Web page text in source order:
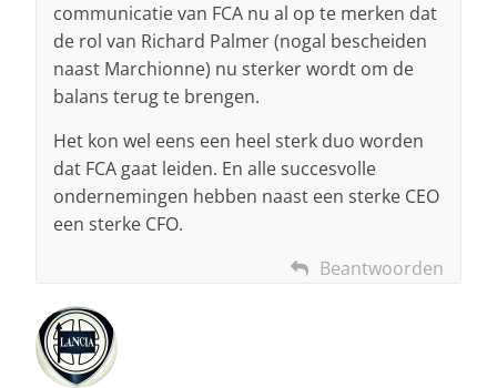
communicatie van FCA nu al op te merken dat
de rol van Richard Palmer (nogal bescheiden
naast Marchionne) nu sterker wordt om de
balans terug te brengen.
Het kon wel eens een heel sterk duo worden
dat FCA gaat leiden. En alle succesvolle
ondernemingen hebben naast een sterke CEO
een sterke CFO.
Beantwoorden